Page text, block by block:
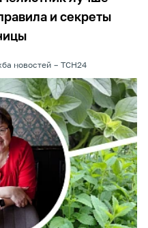
и секреты
новостей ТСН24